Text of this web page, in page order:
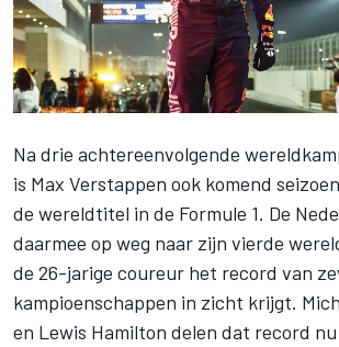
Na drie achtereenvolgende
is Max Verstappen ook komend seizoen
de wereldtitel in de Formule 1. De
daarmee op weg naar zijn vierde
de 26-jarige coureur het record van
kampioenschappen in zicht krijgt.
en Lewis Hamilton delen dat record